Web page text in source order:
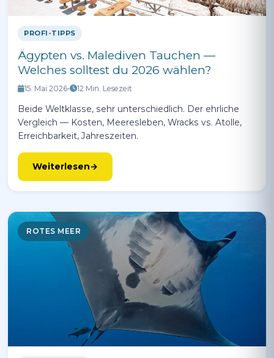
PROFI-TIPPS
Ägypten vs. Malediven Tauchen —
Welches solltest du 2026 wählen?
15. Mai 2026• 12 Min. Lesezeit
Beide Weltklasse, sehr unterschiedlich. Der ehrliche
Vergleich — Kosten, Meeresleben, Wracks vs. Atolle,
Erreichbarkeit, Jahreszeiten.
Weiterlesen
ROTES MEER